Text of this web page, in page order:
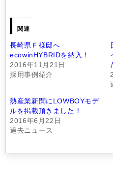
関連
長崎県Ｆ様邸へ
ecowinHYBRIDを納入！
2016年11月21日
採用事例紹介
熱産業新聞にLOWBOYモデ
ルを掲載頂きました！
2016年6月22日
過去ニュース